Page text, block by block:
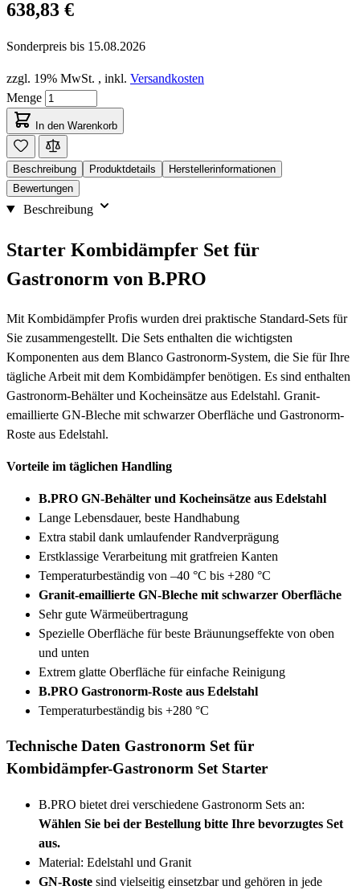
638,83 €
Sonderpreis bis 15.08.2026
zzgl. 19% MwSt. , inkl. Versandkosten
Menge
In den Warenkorb
Beschreibung Produktdetails
Herstellerinformationen
Bewertungen
Beschreibung
Starter Kombidämpfer Set für
Gastronorm von B.PRO
Mit Kombidämpfer Profis wurden drei praktische Standard-Sets für
Sie zusammengestellt. Die Sets enthalten die wichtigsten
Komponenten aus dem Blanco Gastronorm-System, die Sie für Ihre
tägliche Arbeit mit dem Kombidämpfer benötigen. Es sind enthalten
Gastronorm-Behälter und Kocheinsätze aus Edelstahl. Granit-
emaillierte GN-Bleche mit schwarzer Oberfläche und Gastronorm-
Roste aus Edelstahl.
Vorteile im täglichen Handling
B.PRO GN-Behälter und Kocheinsätze aus Edelstahl
Lange Lebensdauer, beste Handhabung
Extra stabil dank umlaufender Randverprägung
Erstklassige Verarbeitung mit gratfreien Kanten
Temperaturbeständig von –40 °C bis +280 °C
Granit-emaillierte GN-Bleche mit schwarzer Oberfläche
Sehr gute Wärmeübertragung
Spezielle Oberfläche für beste Bräunungseffekte von oben
und unten
Extrem glatte Oberfläche für einfache Reinigung
B.PRO Gastronorm-Roste aus Edelstahl
Temperaturbeständig bis +280 °C
Technische Daten Gastronorm Set für
Kombidämpfer-Gastronorm Set Starter
B.PRO bietet drei verschiedene Gastronorm Sets an:
Wählen Sie bei der Bestellung bitte Ihre bevorzugtes Set
aus.
Material: Edelstahl und Granit
GN-Roste sind vielseitig einsetzbar und gehören in jede